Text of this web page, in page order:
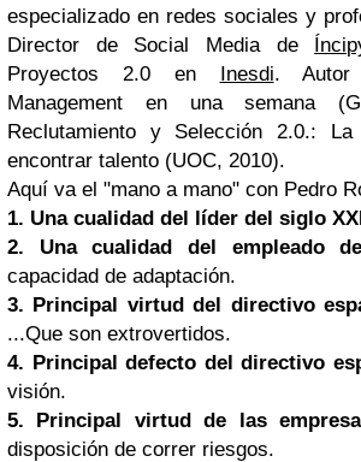
especializado en redes sociales y
Director de Social Media de
Proyectos 2.0 en Inesdi. Autor
Management en una semana
Reclutamiento y Selección 2.0.:
encontrar talento (UOC, 2010).
Aquí va el "mano a mano" con Pedro
1. Una cualidad del líder del siglo
2. Una cualidad del empleado
capacidad de adaptación.
3. Principal virtud del directivo
...Que son extrovertidos.
4. Principal defecto del directivo
visión.
5. Principal virtud de las
disposición de correr riesgos.